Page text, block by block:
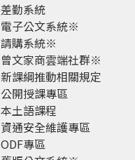
差勤系統
電子公文系統※
請購系統※
曾文家商雲端社群※
新課綱推動相關規定
公開授課專區
本土語課程
資通安全維護專區
ODF專區